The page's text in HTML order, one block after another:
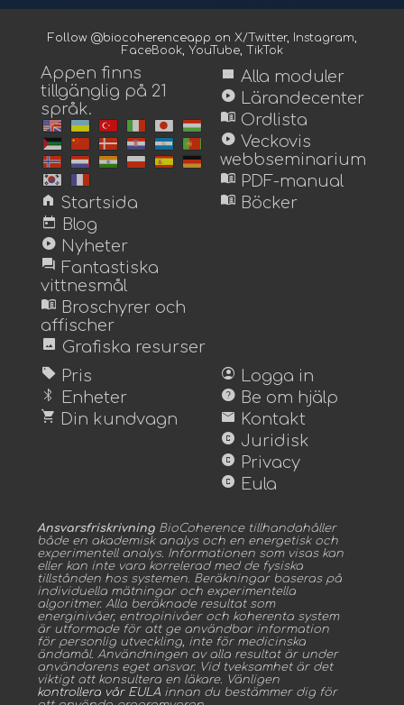
Follow @biocoherenceapp on X/Twitter, Instagram,
FaceBook, YouTube, TikTok
Appen finns
tillgänglig på 21
språk.
home Startsida
today Blog
play_circle Nyheter
forum Fantastiska
vittnesmål
menu_book Broschyrer och
affischer
image Grafiska resurser
view_module Alla moduler
play_circle Lärandecenter
menu_book Ordlista
play_circle Veckovis
webbseminarium
menu_book PDF-manual
menu_book Böcker
sell Pris
bluetooth Enheter
shopping_cart Din kundvagn
account_circle Logga in
help Be om hjälp
mail Kontakt
copyright Juridisk
copyright Privacy
copyright Eula
Ansvarsfriskrivning BioCoherence tillhandahåller
både en akademisk analys och en energetisk och
experimentell analys. Informationen som visas kan
eller kan inte vara korrelerad med de fysiska
tillstånden hos systemen. Beräkningar baseras på
individuella mätningar och experimentella
algoritmer. Alla beräknade resultat som
energinivåer, entropinivåer och koherenta system
är utformade för att ge användbar information
för personlig utveckling, inte för medicinska
ändamål. Användningen av alla resultat är under
användarens eget ansvar. Vid tveksamhet är det
viktigt att konsultera en läkare. Vänligen
kontrollera vår EULA innan du bestämmer dig för